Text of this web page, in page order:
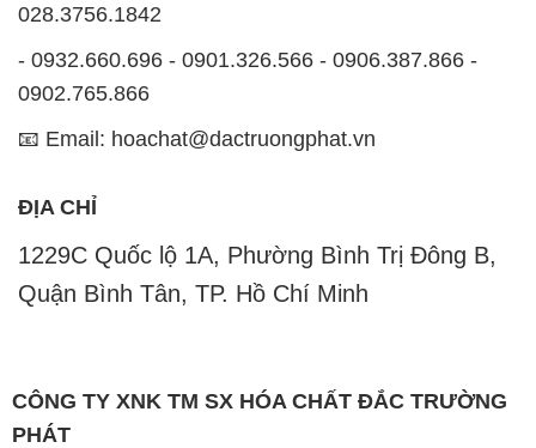
028.3756.1842
- 0932.660.696 - 0901.326.566 - 0906.387.866 -
0902.765.866
📧 Email: hoachat@dactruongphat.vn
ĐỊA CHỈ
1229C Quốc lộ 1A, Phường Bình Trị Đông B,
Quận Bình Tân, TP. Hồ Chí Minh
CÔNG TY XNK TM SX HÓA CHẤT ĐẮC TRƯỜNG
PHÁT